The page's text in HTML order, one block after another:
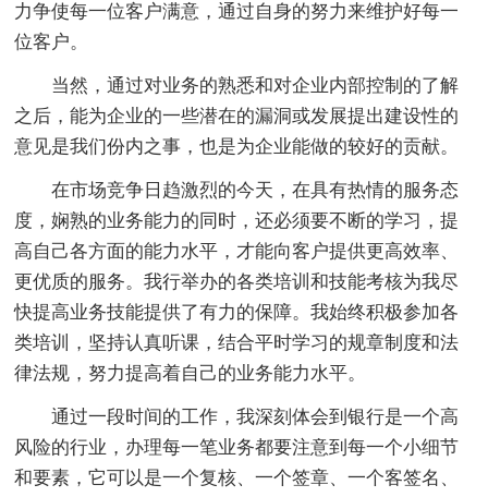
力争使每一位客户满意，通过自身的努力来维护好每一
位客户。
当然，通过对业务的熟悉和对企业内部控制的了解
之后，能为企业的一些潜在的漏洞或发展提出建设性的
意见是我们份内之事，也是为企业能做的较好的贡献。
在市场竞争日趋激烈的今天，在具有热情的服务态
度，娴熟的业务能力的同时，还必须要不断的学习，提
高自己各方面的能力水平，才能向客户提供更高效率、
更优质的服务。我行举办的各类培训和技能考核为我尽
快提高业务技能提供了有力的保障。我始终积极参加各
类培训，坚持认真听课，结合平时学习的规章制度和法
律法规，努力提高着自己的业务能力水平。
通过一段时间的工作，我深刻体会到银行是一个高
风险的行业，办理每一笔业务都要注意到每一个小细节
和要素，它可以是一个复核、一个签章、一个客签名、